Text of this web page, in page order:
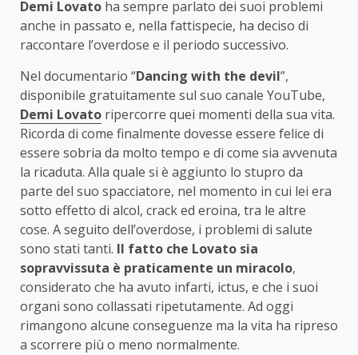
Demi Lovato ha sempre parlato dei suoi problemi
anche in passato e, nella fattispecie, ha deciso di
raccontare l’overdose e il periodo successivo.
Nel documentario “Dancing with the devil”,
disponibile gratuitamente sul suo canale YouTube,
Demi Lovato ripercorre quei momenti della sua vita.
Ricorda di come finalmente dovesse essere felice di
essere sobria da molto tempo e di come sia avvenuta
la ricaduta. Alla quale si è aggiunto lo stupro da
parte del suo spacciatore, nel momento in cui lei era
sotto effetto di alcol, crack ed eroina, tra le altre
cose. A seguito dell’overdose, i problemi di salute
sono stati tanti. Il fatto che Lovato sia
sopravvissuta è praticamente un miracolo,
considerato che ha avuto infarti, ictus, e che i suoi
organi sono collassati ripetutamente. Ad oggi
rimangono alcune conseguenze ma la vita ha ripreso
a scorrere più o meno normalmente.